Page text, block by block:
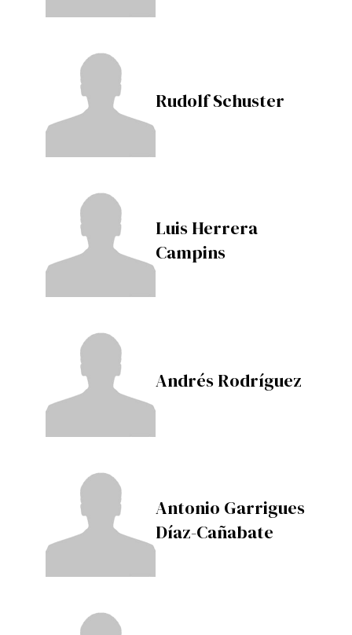
Rudolf Schuster
Luis Herrera
Campins
Andrés Rodríguez
Antonio Garrigues
Díaz-Cañabate